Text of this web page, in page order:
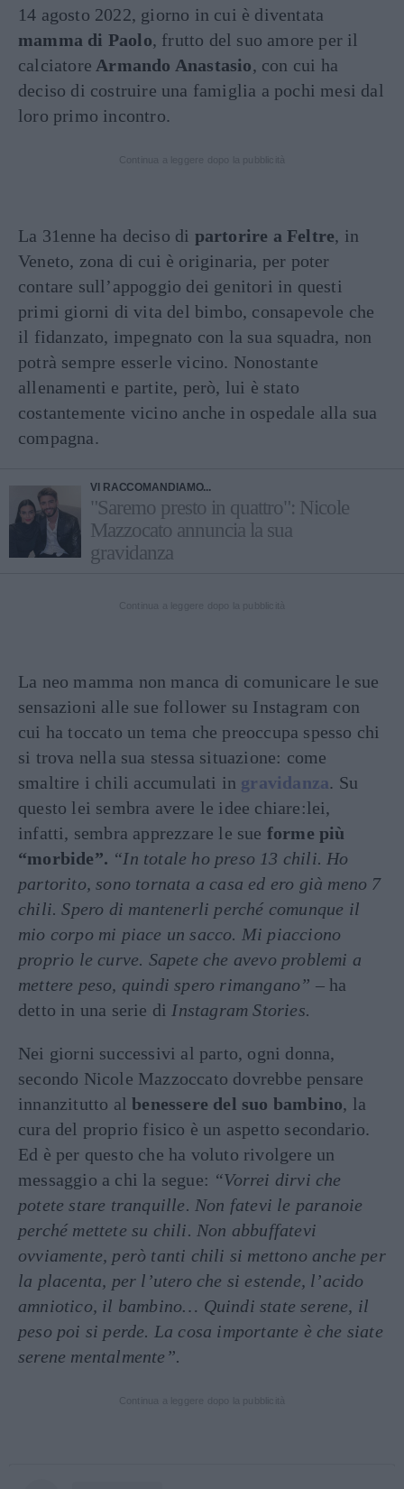
14 agosto 2022, giorno in cui è diventata
mamma di Paolo, frutto del suo amore per il
calciatore Armando Anastasio, con cui ha
deciso di costruire una famiglia a pochi mesi dal
loro primo incontro.
La 31enne ha deciso di partorire a Feltre, in
Veneto, zona di cui è originaria, per poter
contare sull’appoggio dei genitori in questi
primi giorni di vita del bimbo, consapevole che
il fidanzato, impegnato con la sua squadra, non
potrà sempre esserle vicino. Nonostante
allenamenti e partite, però, lui è stato
costantemente vicino anche in ospedale alla sua
compagna.
VI RACCOMANDIAMO...
"Saremo presto in quattro": Nicole
Mazzocato annuncia la sua
gravidanza
La neo mamma non manca di comunicare le sue
sensazioni alle sue follower su Instagram con
cui ha toccato un tema che preoccupa spesso chi
si trova nella sua stessa situazione: come
smaltire i chili accumulati in gravidanza. Su
questo lei sembra avere le idee chiare:lei,
infatti, sembra apprezzare le sue forme più
“morbide”. “In totale ho preso 13 chili. Ho
partorito, sono tornata a casa ed ero già meno 7
chili.Spero di mantenerli perché comunque il
mio corpo mi piace un sacco. Mi piacciono
proprio le curve. Sapete che avevo problemi a
mettere peso, quindi spero rimangano” – ha
detto in una serie di Instagram Stories.
Nei giorni successivi al parto, ogni donna,
secondo Nicole Mazzoccato dovrebbe pensare
innanzitutto albenessere del suo bambino, la
cura del proprio fisico è un aspetto secondario.
Ed è per questo che ha voluto rivolgere un
messaggio a chi la segue: “Vorrei dirvi che
potete stare tranquille. Non fatevi le paranoie
perché mettete su chili. Non abbuffatevi
ovviamente, però tanti chili si mettono anche per
la placenta, per l’utero che si estende, l’acido
amniotico, il bambino… Quindi state serene, il
peso poi si perde. La cosa importante è che siate
serene mentalmente”.